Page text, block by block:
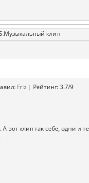
клип
: Friz | Рейтинг:3.7/9
вот клип так себе, одни